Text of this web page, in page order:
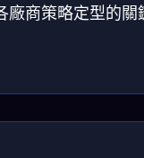
商策略定型的關